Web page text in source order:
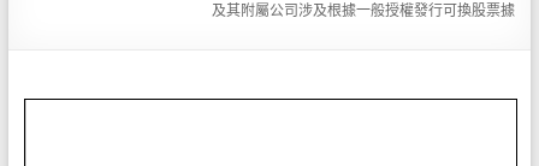
司
及其附屬公司涉及根據一般授權發行可換股票據